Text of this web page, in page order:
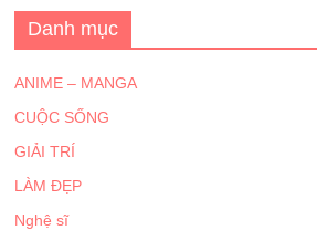
Danh mục
ANIME – MANGA
CUỘC SỐNG
GIẢI TRÍ
LÀM ĐẸP
Nghệ sĩ